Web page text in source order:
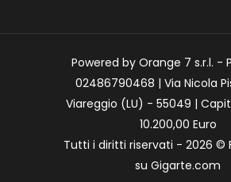
Powered by Orange 7 s.r.l. -
02486790468 | Via Nicola
Viareggio (LU) - 55049 |
10.200,00 Euro
Tutti i diritti riservati - 2026 ©
su Gigarte.com